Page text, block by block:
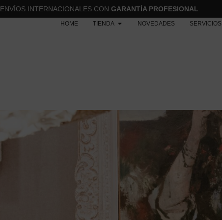
ENVÍOS INTERNACIONALES CON GARANTÍA PROFESIONAL
HOME TIENDA NOVEDADES SERVICIOS